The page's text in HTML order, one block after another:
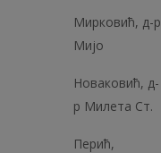
Мирковић, д-р
Мијо
Новаковић, д-
р Милета Ст.
Перић,